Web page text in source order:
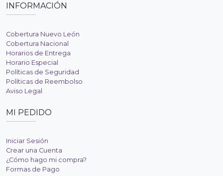
INFORMACIÓN
Cobertura Nuevo León
Cobertura Nacional
Horarios de Entrega
Horario Especial
Políticas de Seguridad
Políticas de Reembolso
Aviso Legal
MI PEDIDO
Iniciar Sesión
Crear una Cuenta
¿Cómo hago mi compra?
Formas de Pago